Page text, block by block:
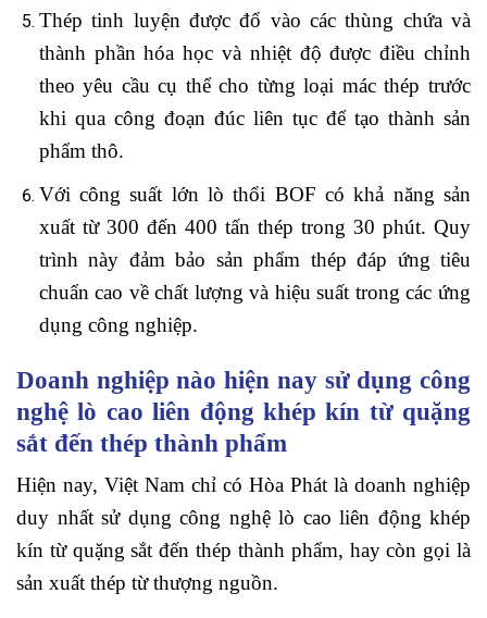
Thép tinh luyện được đổ vào các thùng chứa và
thành phần hóa học và nhiệt độ được điều chỉnh
theo yêu cầu cụ thể cho từng loại mác thép trước
khi qua công đoạn đúc liên tục để tạo thành sản
phẩm thô.
Với công suất lớn lò thổi BOF có khả năng sản
xuất từ 300 đến 400 tấn thép trong 30 phút. Quy
trình này đảm bảo sản phẩm thép đáp ứng tiêu
chuẩn cao về chất lượng và hiệu suất trong các ứng
dụng công nghiệp.
Doanh nghiệp nào hiện nay sử dụng công
nghệ lò cao liên động khép kín từ quặng
sắt đến thép thành phẩm
Hiện nay, Việt Nam chỉ có Hòa Phát là doanh nghiệp
duy nhất sử dụng công nghệ lò cao liên động khép
kín từ quặng sắt đến thép thành phẩm, hay còn gọi là
sản xuất thép từ thượng nguồn.